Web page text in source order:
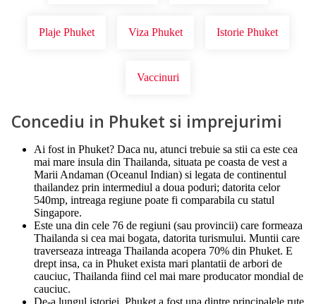
Plaje Phuket Viza Phuket Istorie Phuket
Vaccinuri
Concediu in Phuket si imprejurimi
Ai fost in Phuket? Daca nu, atunci trebuie sa stii ca este cea
mai mare insula din Thailanda, situata pe coasta de vest a
Marii Andaman (Oceanul Indian) si legata de continentul
thailandez prin intermediul a doua poduri; datorita celor
540mp, intreaga regiune poate fi comparabila cu statul
Singapore.
Este una din cele 76 de regiuni (sau provincii) care formeaza
Thailanda si cea mai bogata, datorita turismului. Muntii care
traverseaza intreaga Thailanda acopera 70% din Phuket. E
drept insa, ca in Phuket exista mari plantatii de arbori de
cauciuc, Thailanda fiind cel mai mare producator mondial de
cauciuc.